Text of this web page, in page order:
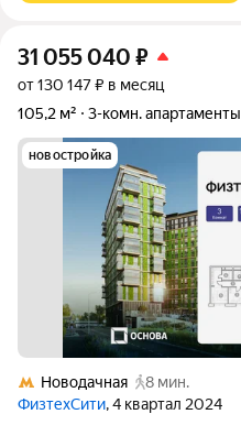
31 055 040 ₽
от 130 147 ₽ в месяц
105,2 м²
3-комн. апартаменты
новостройка
Новодачная
8 мин.
ФизтехСити, 4 квартал 2024